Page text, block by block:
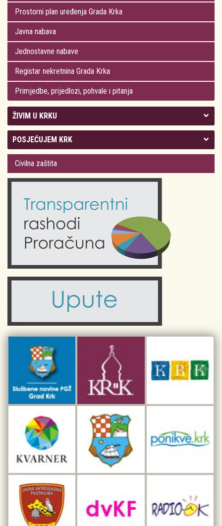
Prostorni plan uređenja Grada Krka
Javna nabava
Jednostavne nabave
Registar nekretnina Grada Krka
Primjedbe, prijedlozi, pohvale i pitanja
ŽIVIM U KRKU
Kolegij gradonačelnika
Gradsko vijeće
Odluke Grada Krka (Službene novine PGŽ)
Obrazovanje
Komunalne usluge
Civilni sektor (arhiva udruga)
Sport i rekreacija
POSJEĆUJEM KRK
Plan Grada Krka
Krk 360° VR panorama
Krk uživo
Fotogalerije
Kalendar događanja
Turistička zajednica otoka Krka
Kulturno-turistička ruta Putovima Frankopana
Dar iz Krka
Interpretacijski centar pomorske baštine
Civilna zaštita